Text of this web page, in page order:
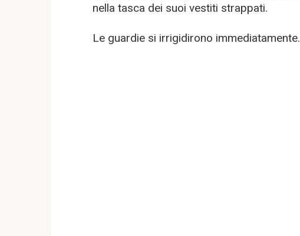
nella tasca dei suoi vestiti strappati.
Le guardie si irrigidirono immediatamente.